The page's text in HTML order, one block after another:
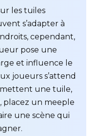
les tuiles
s’adapter à
cependant,
pose une
et influence le
joueurs s’attend
une tuile,
placez un meeple
une scène qui